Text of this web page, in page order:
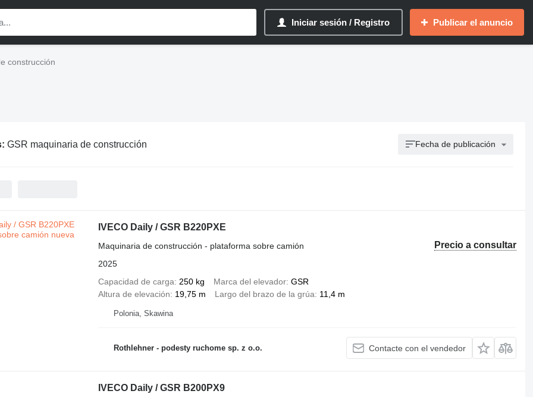
Iniciar sesión / Registro Publicar el anuncio
construcción
GSR maquinaria de construcción Fecha de publicación
IVECO Daily / GSR B220PXE
Precio a consultar
Maquinaria de construcción - plataforma sobre camión
2025
Capacidad de carga
250 kg Marca del elevador GSR
Altura de elevación
19,75 m Largo del brazo de la grúa 11,4 m
Polonia, Skawina
Rothlehner - podesty ruchome sp. z o.o. Contacte con el vendedor
IVECO Daily / GSR B200PX9